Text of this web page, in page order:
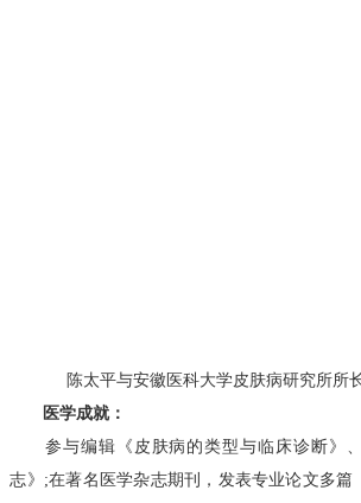
陈太平与安徽医科大学皮肤病研究所所
医学成就：
参与编辑《皮肤病的类型与临床诊断》、
志》;在著名医学杂志期刊，发表专业论文多篇